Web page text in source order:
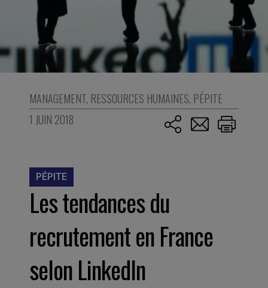
MANAGEMENT, RESSOURCES HUMAINES, PÉPITE
1 JUIN 2018
PÉPITE
Les tendances du
recrutement en France
selon LinkedIn